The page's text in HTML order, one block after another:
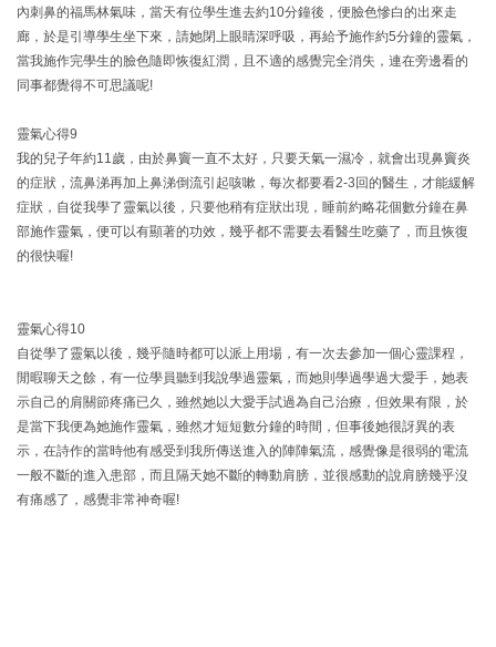
內刺鼻的福馬林氣味，當天有位學生進去約10分鐘後，便臉色慘白的出來走
廊，於是引導學生坐下來，請她閉上眼睛深呼吸，再給予施作約5分鐘的靈氣，
當我施作完學生的臉色隨即恢復紅潤，且不適的感覺完全消失，連在旁邊看的
同事都覺得不可思議呢!
靈氣心得9
我的兒子年約11歲，由於鼻竇一直不太好，只要天氣一濕冷，就會出現鼻竇炎
的症狀，流鼻涕再加上鼻涕倒流引起咳嗽，每次都要看2-3回的醫生，才能緩解
症狀，自從我學了靈氣以後，只要他稍有症狀出現，睡前約略花個數分鐘在鼻
部施作靈氣，便可以有顯著的功效，幾乎都不需要去看醫生吃藥了，而且恢復
的很快喔!
靈氣心得10
自從學了靈氣以後，幾乎隨時都可以派上用場，有一次去參加一個心靈課程，
閒暇聊天之餘，有一位學員聽到我說學過靈氣，而她則學過學過大愛手，她表
示自己的肩關節疼痛已久，雖然她以大愛手試過為自己治療，但效果有限，於
是當下我便為她施作靈氣，雖然才短短數分鐘的時間，但事後她很訝異的表
示，在詩作的當時他有感受到我所傳送進入的陣陣氣流，感覺像是很弱的電流
一般不斷的進入患部，而且隔天她不斷的轉動肩膀，並很感動的說肩膀幾乎沒
有痛感了，感覺非常神奇喔!